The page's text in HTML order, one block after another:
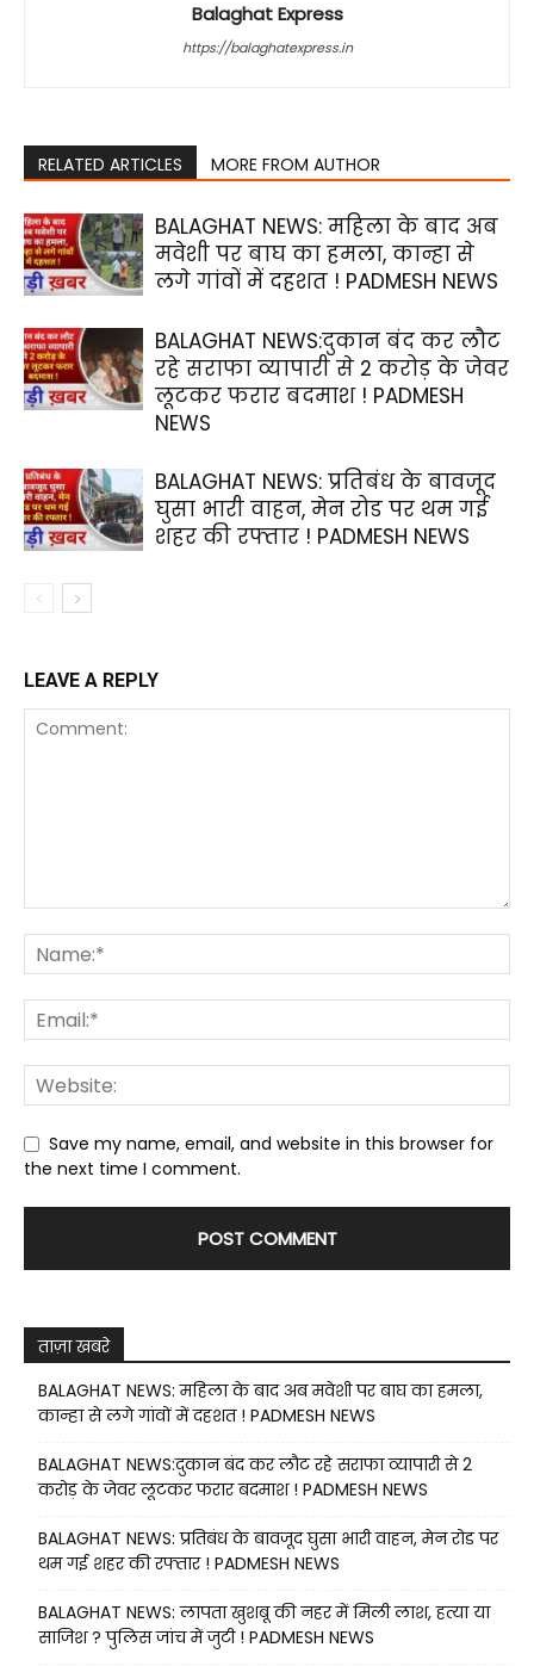
Balaghat Express
https://balaghatexpress.in
RELATED ARTICLES MORE FROM AUTHOR
BALAGHAT NEWS: महिला के बाद अब
मवेशी पर बाघ का हमला, कान्हा से
लगे गांवों में दहशत ! PADMESH NEWS
BALAGHAT NEWS:दुकान बंद कर लौट
रहे सराफा व्यापारी से 2 करोड़ के जेवर
लूटकर फरार बदमाश ! PADMESH
NEWS
BALAGHAT NEWS: प्रतिबंध के बावजूद
घुसा भारी वाहन, मेन रोड पर थम गई
शहर की रफ्तार ! PADMESH NEWS
LEAVE A REPLY
Save my name, email, and website in this browser for
the next time I comment.
ताज़ा खबरे
BALAGHAT NEWS: महिला के बाद अब मवेशी पर बाघ का हमला,
कान्हा से लगे गांवों में दहशत ! PADMESH NEWS
BALAGHAT NEWS:दुकान बंद कर लौट रहे सराफा व्यापारी से 2
करोड़ के जेवर लूटकर फरार बदमाश ! PADMESH NEWS
BALAGHAT NEWS: प्रतिबंध के बावजूद घुसा भारी वाहन, मेन रोड पर
थम गई शहर की रफ्तार ! PADMESH NEWS
BALAGHAT NEWS: लापता खुशबू की नहर में मिली लाश, हत्या या
साजिश ? पुलिस जांच में जुटी ! PADMESH NEWS